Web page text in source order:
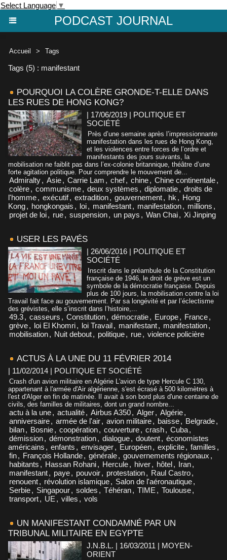
Select Language ▼
PODCAST JOURNAL
Accueil > Tags
Tags (5) : manifestant
POURQUOI LA COLÈRE GRONDE-T-ELLE DANS
LES RUES DE HONG KONG?
| 17/06/2019 | POLITIQUE ET
SOCIÉTÉ
Près d’une semaine après l’impressionnante
manifestation dans les rues de Hong Kong,
et les violences entre forces de l’ordre et
manifestants des jours suivants, la
mobilisation ne faiblit pas dans l’ex-colonie britannique, théâtre d’une
forte agitation politique. Pour comprendre le mouvement de...
Admiralty, Asie, Carrie Lam , chef, chine, Chine continentale,
colère, communisme, deux systèmes , diplomatie, droits de
l'homme, exécutif, extradition, gouvernement, hk , Hong
Kong, hongkongais , loi, manifestant, manifestation, millions ,
projet de loi, rue, suspension, un pays , Wan Chai, Xi Jinping
USER LES PAVÉS
| 26/06/2016 | POLITIQUE ET
SOCIÉTÉ
Inscrit dans le préambule de la Constitution
française de 1946, le droit de grève est un
symbole de la démocratie française. Depuis
plus de 100 jours, la mobilisation contre la loi
Travail fait face au gouvernement. Par sa longévité et par l’éclectisme
des grévistes, elle s’inscrit dans l’histoire,...
49.3, casseurs , Constitution, démocratie, Europe, France,
grève, loi El Khomri, loi Travail, manifestant, manifestation,
mobilisation, Nuit debout, politique, rue, violence policière
ACTUS À LA UNE DU 11 FÉVRIER 2014
| 11/02/2014 | POLITIQUE ET SOCIÉTÉ
Crash d'un avion militaire en Algérie L'avion de type Hercule C 130,
appartenant à l'armée d'Air algérienne, s'est écrasé à 500 kilomètres à
l'est d'Alger en fin de matinée. Il avait à son bord plus d'une centaine de
civils, des familles de militaires, dont un grand nombre...
actu à la une, actualité, Airbus A350, Alger, Algérie,
anniversaire, armée de l'air, avion militaire, baisse, Belgrade,
bilan, Bosnie, coopération, couverture, crash, Cuba,
démission, démonstration, dialogue, doutent, économistes
américains , enfants , envisager, Européen, explicite, familles ,
fin, François Hollande, générale, gouvernements régionaux ,
habitants , Hassan Rohani, Hercule, hiver, hôtel, Iran,
manifestant, paye, pouvoir, protestation, Raul Castro,
renouent, révolution islamique, Salon de l'aéronautique,
Serbie, Singapour, soldes , Téhéran, TIME , Toulouse,
transport, UE , villes , vols
UN MANIFESTANT CONDAMNÉ PAR UN
TRIBUNAL MILITAIRE EN EGYPTE
J.N.B.L. | 16/03/2011 | MOYEN-
ORIENT